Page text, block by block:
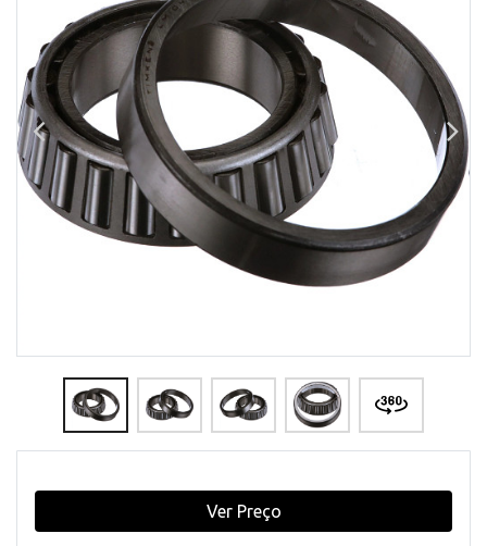
Ver Preço